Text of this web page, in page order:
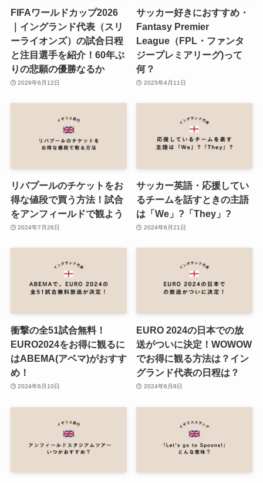
FIFAワールドカップ2026
｜イングランド代表（スリ
ーライオンズ）の試合日程
と注目選手を紹介！60年ぶ
りの悲願の優勝なるか
2026年6月12日
サッカー好きにおすすめ・
Fantasy Premier
League（FPL・ファンタ
ジープレミアリーグ)って
何？
2025年4月11日
リバプールのチケットをお
得な値段で買う方法！試合
をアンフィールドで観よう
2024年7月26日
サッカー英語・応援してい
るチームを話すときの主語
は「We」?「They」?
2024年6月21日
衝撃の全51試合無料！
EURO2024をお得に観るに
はABEMA(アベマ)がおすす
め！
2024年6月10日
EURO 2024の日本での放
送がついに決定！WOWOW
でお得に観る方法は？イン
グランド代表の日程は？
2024年6月8日